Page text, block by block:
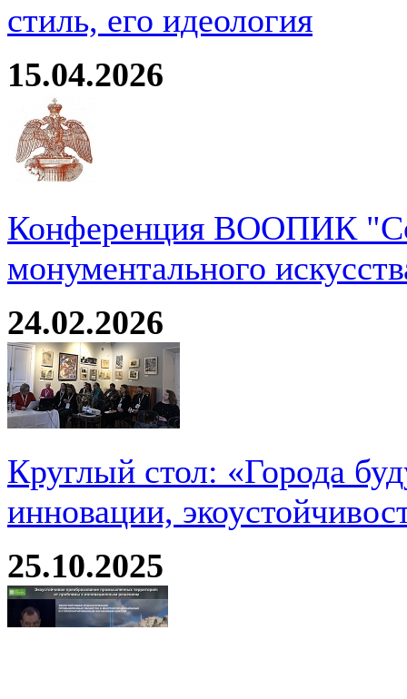
стиль, его идеология
15.04.2026
Конференция ВООПИК
монументального
24.02.2026
Круглый стол: «Города
инновации,
25.10.2025